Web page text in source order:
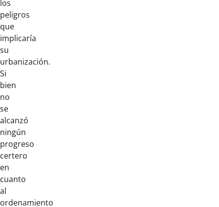
los
peligros
que
implicaría
su
urbanización.
Si
bien
no
se
alcanzó
ningún
progreso
certero
en
cuanto
al
ordenamiento